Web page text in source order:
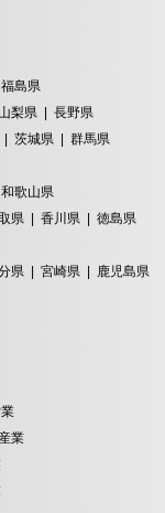
福島県
山梨県
長野県
茨城県
群馬県
和歌山県
県 香川県
徳島県
県 宮崎県
鹿児島県
業